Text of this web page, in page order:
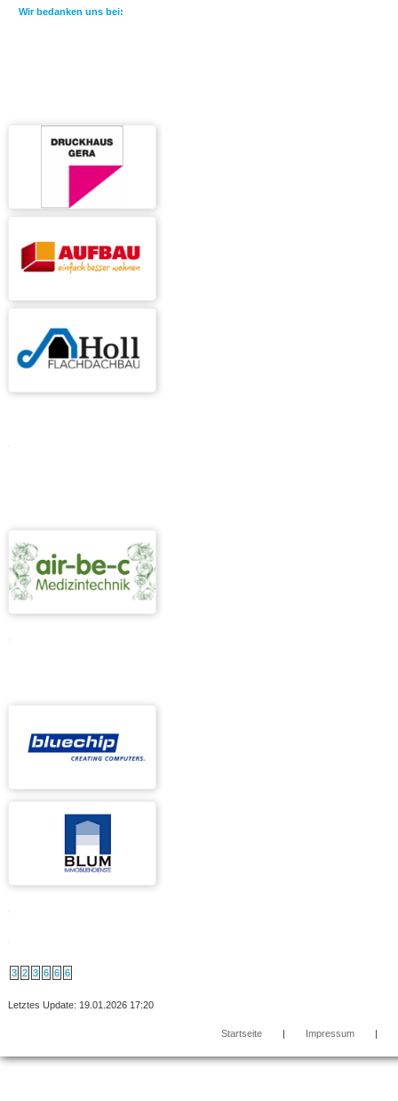
Wir bedanken uns bei:
3 2 3 6 6 6
Letztes Update: 19.01.2026 17:20
Startseite | Impressum |